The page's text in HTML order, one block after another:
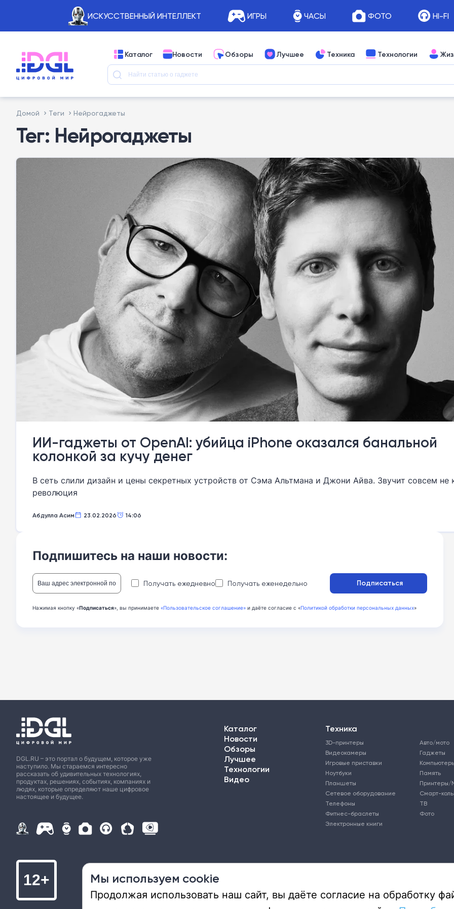
ИСКУССТВЕННЫЙ ИНТЕЛЛЕКТ ИГРЫ ЧАСЫ ФОТО HI-FI
Каталог Новости Обзоры Лучшее Техника Технологии
Домой Теги Нейрогаджеты
Тег: Нейрогаджеты
ИИ-гаджеты от OpenAI: убийца iPhone оказался банальной
колонкой за кучу денег
В сеть слили дизайн и цены секретных устройств от Сэма Альтмана и Джони Айва. Звучит совсем не
революция
Абдулла Асим 23.02.2026 14:06
Подпишитесь на наши новости:
Получать ежедневно Получать еженедельно Подписаться
Нажимая кнопку «Подписаться», вы принимаете «Пользовательское соглашение» и даёте согласие с «Политикой обработки персональных данных»
DGL.RU – это портал о будущем, которое уже
наступило. Мы стараемся интересно
рассказать об удивительных технологиях,
продуктах, решениях, событиях, компаниях и
людях, которые определяют наше цифровое
настоящее и будущее.
12+
Каталог
Новости
Обзоры
Лучшее
Техника
3D-принтеры
Авто/мото
Видеокамеры
Гаджеты
Игровые приставки
Ноутбуки
Память
Планшеты
Сетевое оборудование
Смарт-
Телефоны
ТВ
Фитнес-браслеты
Фото
Электронные книги
Технологии
Видео
Мы используем cookie
Продолжая использовать наш сайт, вы даёте согласие на обработку